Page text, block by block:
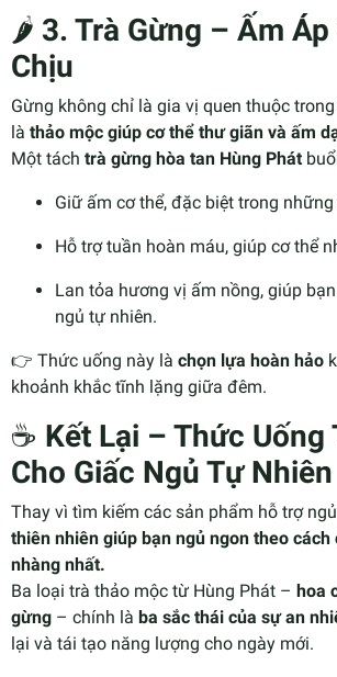
🌶️ 3. Trà Gừng – Ấm Áp
Chịu
Gừng không chỉ là gia vị quen thuộc
là thảo mộc giúp cơ thể thư giãn và ấm
Một tách trà gừng hòa tan Hùng Phát
Giữ ấm cơ thể, đặc biệt trong
Hỗ trợ tuần hoàn máu, giúp cơ thể
Lan tỏa hương vị ấm nồng, giúp
ngủ tự nhiên.
👉 Thức uống này là chọn lựa hoàn hảo
khoảnh khắc tĩnh lặng giữa đêm.
☕ Kết Lại – Thức Uống
Cho Giấc Ngủ Tự Nhiên
Thay vì tìm kiếm các sản phẩm hỗ trợ
thiên nhiên giúp bạn ngủ ngon theo cách
nhàng nhất.
Ba loại trà thảo mộc từ Hùng Phát – hoa
gừng – chính là ba sắc thái của sự an
lại và tái tạo năng lượng cho ngày mới.